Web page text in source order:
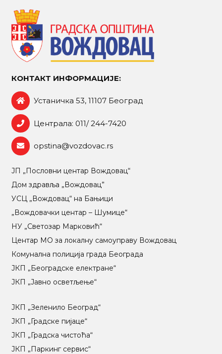
КОНТАКТ ИНФОРМАЦИЈЕ:
Устаничка 53, 11107 Београд
Централа: 011/ 244-7420
opstina@vozdovac.rs
ЈП „Пословни центар Вождовац“
Дом здравља „Вождовац”
УСЦ „Вождовац“ на Бањици
„Вождовачки центар – Шумице“
НУ „Светозар Марковић“
Центар МO за локалну самоуправу Вождовац
Комунална полиција града Београда
ЈКП „Београдске електране“
ЈКП „Јавно осветљење“
ЈКП „Зеленило Београд“
ЈКП „Градске пијаце“
ЈКП „Градска чистоћа“
ЈКП „Паркинг сервис“